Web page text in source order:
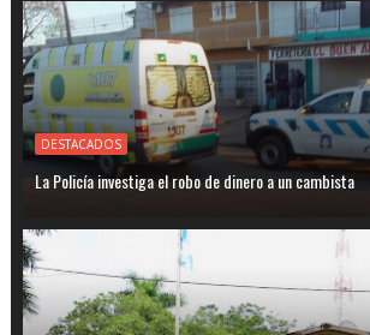
DESTACADOS
La Policía investiga el robo de dinero a un cambista